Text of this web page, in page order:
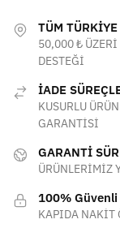
TÜM
50,000 ₺ ÜZERİ
DESTEĞİ
İADE
KUSURLU
GARANTİSİ
GARANTİ
ÜRÜNLERİMİZ
100%
KAPIDA NAKİT